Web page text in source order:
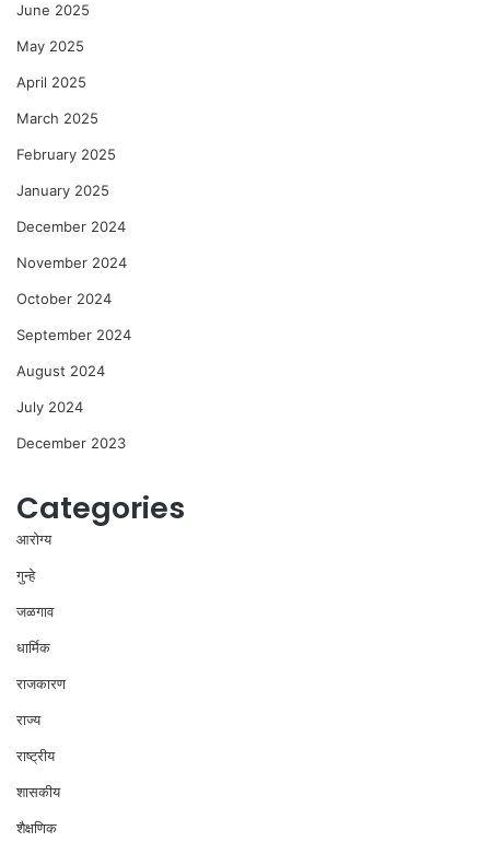
June 2025
May 2025
April 2025
March 2025
February 2025
January 2025
December 2024
November 2024
October 2024
September 2024
August 2024
July 2024
December 2023
Categories
आरोग्य
गुन्हे
जळगाव
धार्मिक
राजकारण
राज्य
राष्ट्रीय
शासकीय
शैक्षणिक